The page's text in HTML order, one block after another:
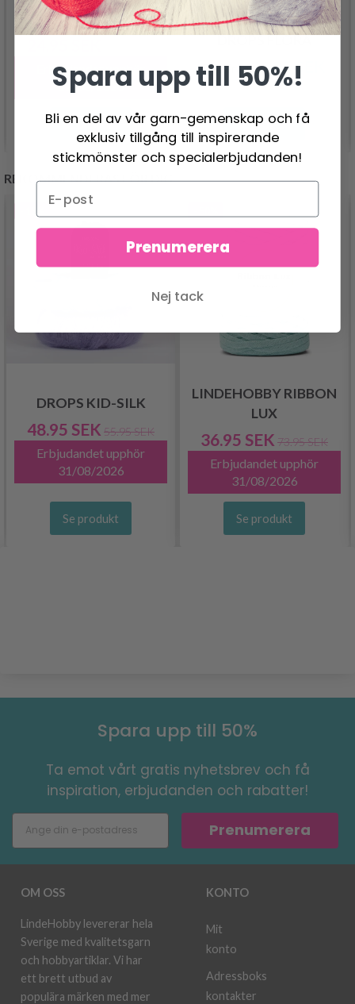
SCHEEPJES CATONA
Erbjudandet upphör
12/08/2026
Se produkt
DROPS FLORA
Pris från26.95 SEK
Se produkt
REKOMMENDERAS FÖR DIG
DROPS KID-SILK
48.95 SEK 55.95 SEK
Erbjudandet upphör
31/08/2026
Se produkt
LINDEHOBBY RIBBON
LUX
36.95 SEK 73.95 SEK
Erbjudandet upphör
31/08/2026
Se produkt
Spara upp till 50%
Ta emot vårt gratis nyhetsbrev och få
inspiration, erbjudanden och rabatter!
Prenumerera
OM OSS
LindeHobby levererar hela
Sverige med kvalitetsgarn
och hobbyartiklar. Vi har
ett brett utbud av
populära märken med mer
KONTO
Mit
konto
Adressboks
kontakter
Spara upp till 50%!
Bli en del av vår garn-gemenskap och få
exklusiv tillgång till inspirerande
stickmönster och specialerbjudanden!
Prenumerera
Nej tack